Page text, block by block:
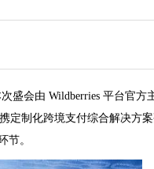
盛会由 Wildberries 平台官方
定制化跨境支付综合解决方
节。